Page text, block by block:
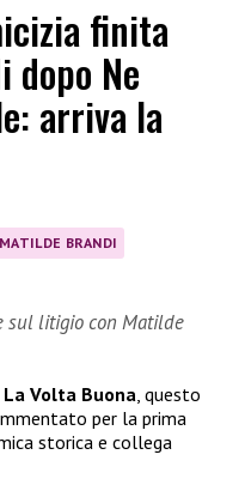
finita
dopo Ne
arriva la
MATILDE BRANDI
sul litigio con Matilde
La Volta Buona, questo
per la prima
storica e collega